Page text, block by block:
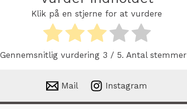
Klik på en stjerne for at vurdere
Gennemsnitlig vurdering 3 / 5. Antal stemmer
Mail Instagram